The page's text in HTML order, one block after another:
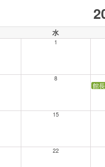
水
1
8
館
15
22